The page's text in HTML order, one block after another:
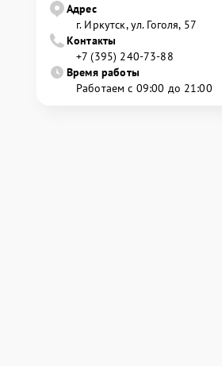
Адрес
г. Иркутск, ул. ​Гоголя, 57
Контакты
+7 (395) 240-73-88
Время работы
Работаем с 09:00 до 21:00